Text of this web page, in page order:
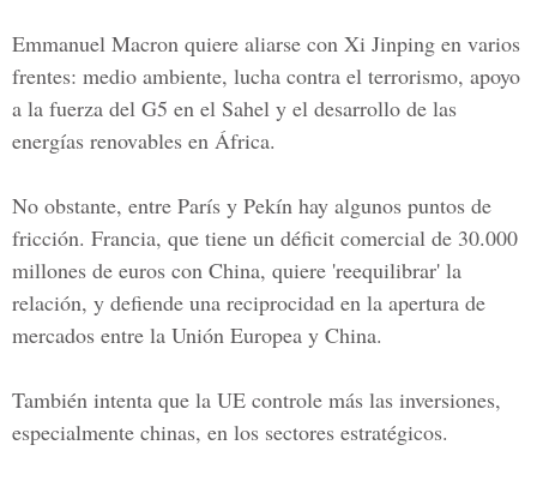
Emmanuel Macron quiere aliarse con Xi Jinping en varios
frentes: medio ambiente, lucha contra el terrorismo, apoyo
a la fuerza del G5 en el Sahel y el desarrollo de las
energías renovables en África.
No obstante, entre París y Pekín hay algunos puntos de
fricción. Francia, que tiene un déficit comercial de 30.000
millones de euros con China, quiere 'reequilibrar' la
relación, y defiende una reciprocidad en la apertura de
mercados entre la Unión Europea y China.
También intenta que la UE controle más las inversiones,
especialmente chinas, en los sectores estratégicos.